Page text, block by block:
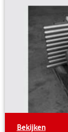
Bekijken